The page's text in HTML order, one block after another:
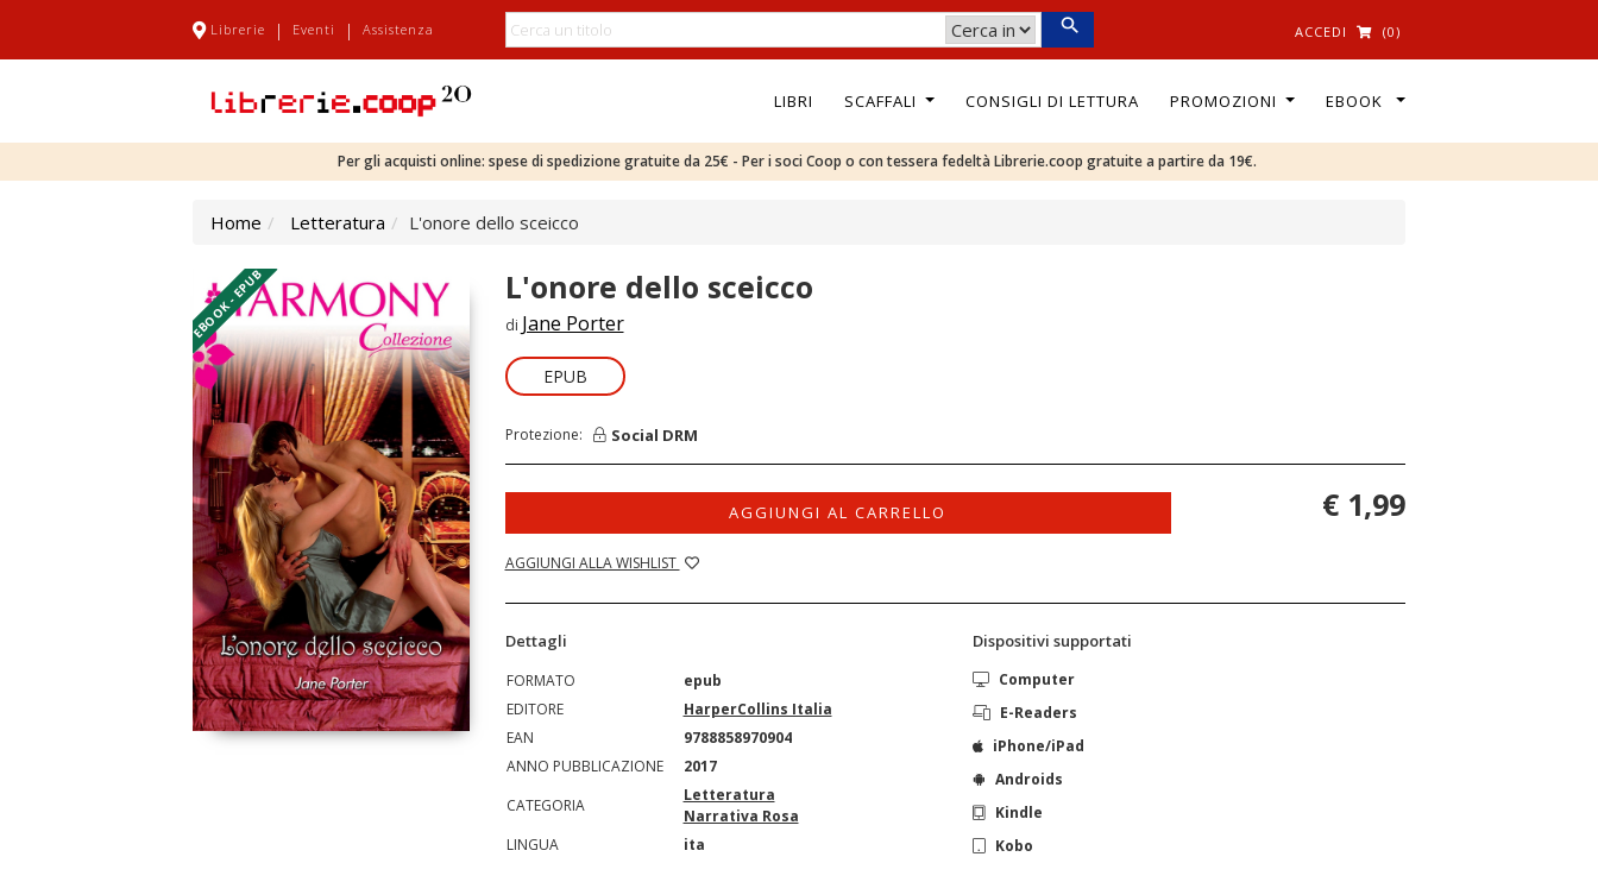
Librerie | Eventi | Assistenza ACCEDI (0)
LIBRI SCAFFALI CONSIGLI DI LETTURA PROMOZIONI EBOOK
Per gli acquisti online: spese di spedizione gratuite da 25€ - Per i soci Coop o con tessera fedeltà Librerie.coop gratuite a partire da 19€.
Home Letteratura L'onore dello sceicco
EBOOK - EPUB L'onore dello sceicco
di Jane Porter
EPUB
Protezione: Social DRM
AGGIUNGI AL CARRELLO
AGGIUNGI ALLA WISHLIST
€ 1,99
Dettagli
FORMATO
epub
EDITORE
HarperCollins Italia
EAN
9788858970904
ANNO PUBBLICAZIONE
2017
CATEGORIA
Letteratura
Narrativa Rosa
LINGUA
ita
Dispositivi supportati
Computer
E-Readers
iPhone/iPad
Androids
Kindle
Kobo